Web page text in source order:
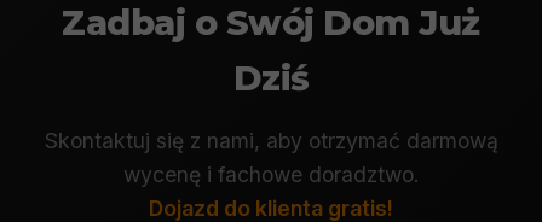
Zadbaj o Swój Dom Już
Dziś
Skontaktuj się z nami, aby otrzymać darmową
wycenę i fachowe doradztwo.
Dojazd do klienta gratis!